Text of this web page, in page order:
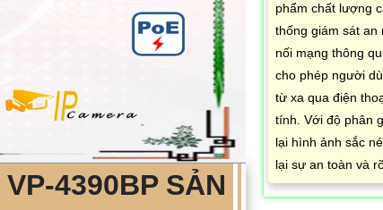
VP-4390BP SẢN
phẩm chất lượng
thống giám sát an
nối mạng thông
cho phép người
từ xa qua điện
tính. Với độ phân
lại hình ảnh sắc
lại sự an toàn và